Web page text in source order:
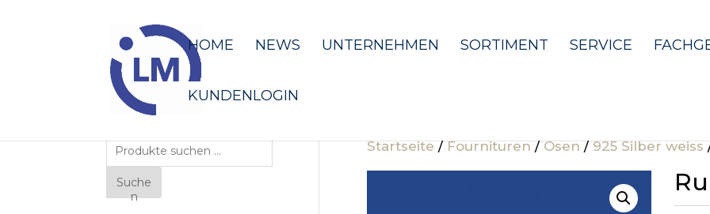
HOME NEWS UNTERNEHMEN SORTIMENT SERVICE
KUNDENLOGIN
Startseite/Fournituren/Ösen/925 Silber weiss
Suche
nach:
Suche
n